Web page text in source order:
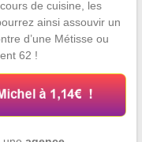
de cuisine, les
ainsi assouvir un
d’une Métisse ou
62 !